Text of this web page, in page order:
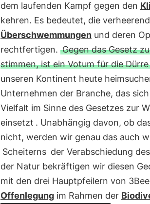
dem laufenden Kampf gegen den
kehren. Es bedeutet, die
Überschwemmungenund deren
rechtfertigen. Gegen das Gesetz
stimmen, ist ein Votum für die
unseren Kontinent heute
Unternehmen der Branche, das
Vielfalt im Sinne des Gesetzes zur
einsetzt . Unabhängig davon, ob
nicht, werden wir genau das auch
Scheiterns der Verabschiedung
der Natur bekräftigen wir diesen
mit den drei Hauptpfeilern von
Offenlegungim Rahmen der